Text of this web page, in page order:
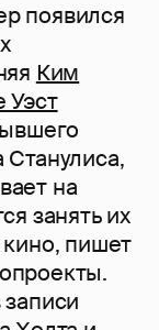
появился
Ким
Уэст
Станулиса,
на
занять их
пишет